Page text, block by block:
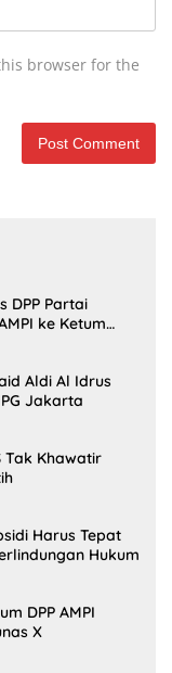
browser for the
DPP Partai
ke Ketum
Aldi Al Idrus
Jakarta
Tak Khawatir
Harus Tepat
Hukum
DPP AMPI
X